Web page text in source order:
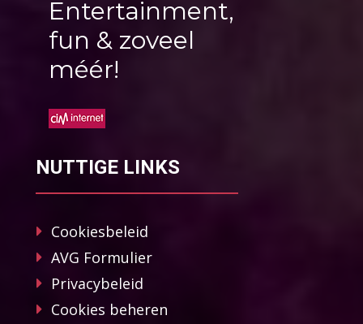
Entertainment,
fun & zoveel
méér!
NUTTIGE LINKS
Cookiesbeleid
AVG Formulier
Privacybeleid
Cookies beheren